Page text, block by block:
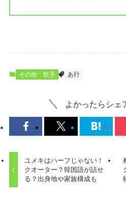
その他 歌手 あ行
よかったらシェ
ユメキはハーフじゃない！
クオーター？韓国語が話せ
る？出身地や家族構成も